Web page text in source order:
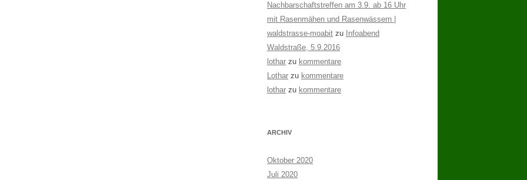
Nachbarschaftstreffen am 3.9. ab 16 Uhr
mit Rasenmähen und Rasenwässern |
waldstrasse-moabit zu Infoabend
Waldstraße, 5.9.2016
lothar zu kommentare
Lothar zu kommentare
lothar zu kommentare
ARCHIV
Oktober 2020
Juli 2020